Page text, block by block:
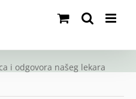
i odgovora našeg lekara